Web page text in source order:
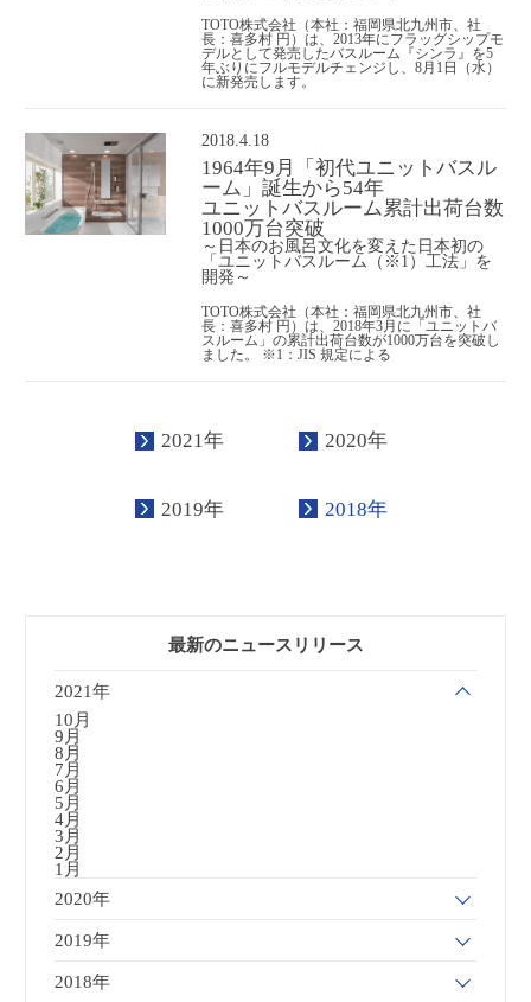
TOTO株式会社（本社：福岡県北九州市、社
長：喜多村 円）は、2013年にフラッグシップモ
デルとして発売したバスルーム『シンラ』を5
年ぶりにフルモデルチェンジし、8月1日（水）
に新発売します。
2018.4.18
1964年9月「初代ユニットバスル
ーム」誕生から54年
ユニットバスルーム累計出荷台数
1000万台突破
～日本のお風呂文化を変えた日本初の
「ユニットバスルーム（※1）工法」を
開発～
TOTO株式会社（本社：福岡県北九州市、社
長：喜多村 円）は、2018年3月に「ユニットバ
スルーム」の累計出荷台数が1000万台を突破し
ました。 ※1：JIS 規定による
2021年 2020年
2019年 2018年
最新のニュースリリース
2021年
10月
9月
8月
7月
6月
5月
4月
3月
2月
1月
2020年
2019年
2018年